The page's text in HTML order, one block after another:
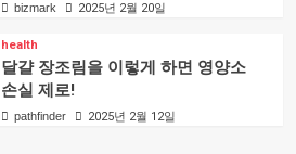
bizmark 2025년 2월 20일
health
달걀 장조림을 이렇게 하면 영양소
손실 제로!
pathfinder 2025년 2월 12일